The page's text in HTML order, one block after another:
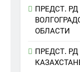
ПРЕДСТ. РД
ОБЛАСТИ
ПРЕДСТ. РД